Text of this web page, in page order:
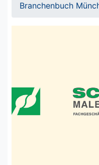
Branchenbuch